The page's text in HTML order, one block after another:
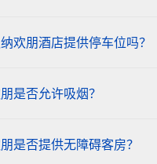
欢朋酒店提供停车位吗？
是否允许吸烟？
是否提供无障碍客房？